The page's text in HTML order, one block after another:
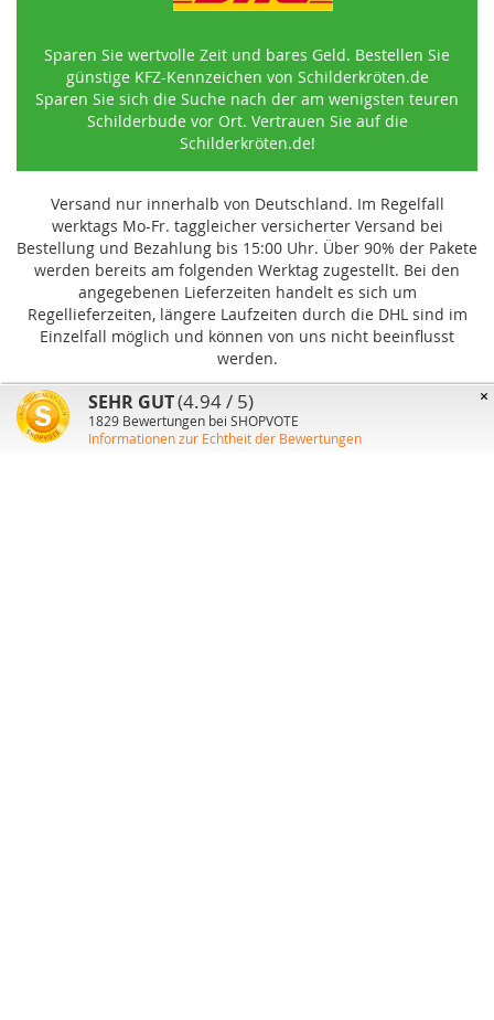
Sparen Sie wertvolle Zeit und bares Geld. Bestellen Sie
günstige KFZ-Kennzeichen von Schilderkröten.de
Sparen Sie sich die Suche nach der am wenigsten teuren
Schilderbude vor Ort. Vertrauen Sie auf die
Schilderkröten.de!
Versand nur innerhalb von Deutschland. Im Regelfall
werktags Mo-Fr. taggleicher versicherter Versand bei
Bestellung und Bezahlung bis 15:00 Uhr. Über 90% der Pakete
werden bereits am folgenden Werktag zugestellt. Bei den
angegebenen Lieferzeiten handelt es sich um
Regellieferzeiten, längere Laufzeiten durch die DHL sind im
Einzelfall möglich und können von uns nicht beeinflusst
werden.
×
SEHR GUT(4.94 / 5)
1829 Bewertungen bei SHOPVOTE
Informationen zur Echtheit der Bewertungen